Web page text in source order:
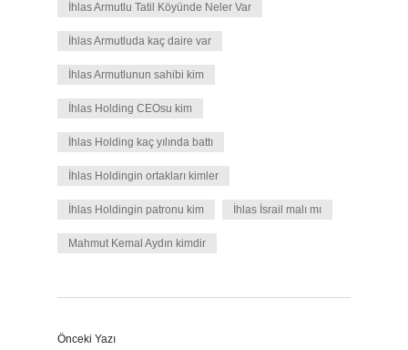
İhlas Armutlu Tatil Köyünde Neler Var
İhlas Armutluda kaç daire var
İhlas Armutlunun sahibi kim
İhlas Holding CEOsu kim
İhlas Holding kaç yılında battı
İhlas Holdingin ortakları kimler
İhlas Holdingin patronu kim İhlas İsrail malı mı
Mahmut Kemal Aydın kimdir
Önceki Yazı